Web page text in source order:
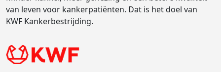
van leven voor kankerpatiënten. Dat is het doel van
KWF Kankerbestrijding.